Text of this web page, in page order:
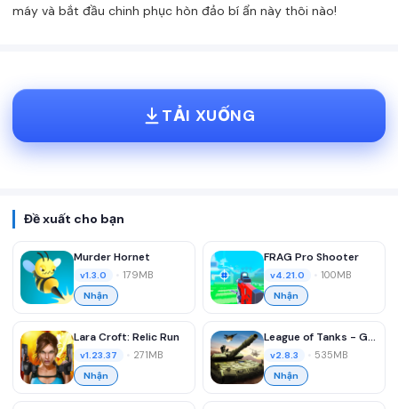
máy và bắt đầu chinh phục hòn đảo bí ẩn này thôi nào!
TẢI XUỐNG
Đề xuất cho bạn
Murder Hornet
v1.3.0 179MB
Nhận
FRAG Pro Shooter
v4.21.0 100MB
Nhận
Lara Croft: Relic Run
v1.23.37 271MB
Nhận
League of Tanks - Global War
v2.8.3 535MB
Nhận